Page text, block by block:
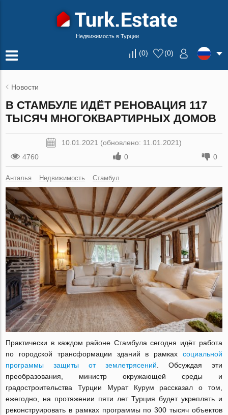
Недвижимость в Турции
(0) (0)
Новости
В СТАМБУЛЕ ИДЁТ РЕНОВАЦИЯ 117
ТЫСЯЧ МНОГОКВАРТИРНЫХ ДОМОВ
10.01.2021 (обновлено: 11.01.2021)
4760
0 0
Анталья Недвижимость Стамбул
Практически в каждом районе Стамбула сегодня идёт работа
по городской трансформации зданий в рамках социальной
программы защиты от землетрясений . Обсуждая эти
преобразования, министр окружающей среды и
градостроительства Турции Мурат Курум рассказал о том,
ежегодно, на протяжении пяти лет Турция будет укреплять и
реконструировать в рамках программы по 300 тысяч объектов